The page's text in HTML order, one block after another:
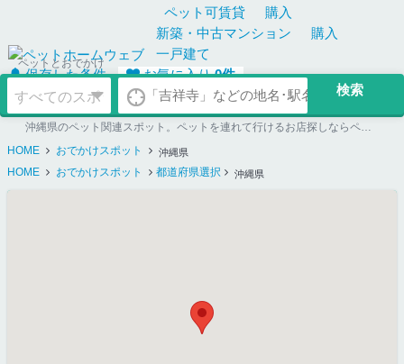
ペット可賃貸
購入
新築・中古マンション
購入
一戸建て
保存した条件
お気に入り0件
ペットとおでかけ
沖縄県のペット関連スポット。ペットを連れて行けるお店探しならペットホームウェブ
HOME
おでかけスポット 沖縄県
HOME おでかけスポット 都道府県選択 沖縄県